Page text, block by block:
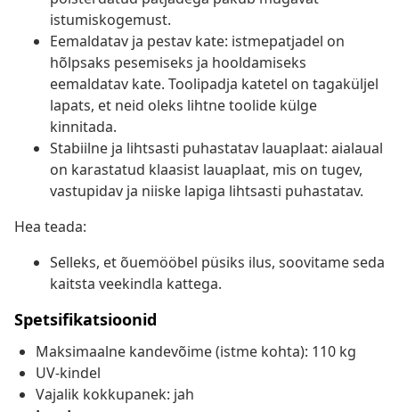
istumiskogemust.
Eemaldatav ja pestav kate: istmepatjadel on
hõlpsaks pesemiseks ja hooldamiseks
eemaldatav kate. Toolipadja katetel on tagaküljel
lapats, et neid oleks lihtne toolide külge
kinnitada.
Stabiilne ja lihtsasti puhastatav lauaplaat: aialaual
on karastatud klaasist lauaplaat, mis on tugev,
vastupidav ja niiske lapiga lihtsasti puhastatav.
Hea teada:
Selleks, et õuemööbel püsiks ilus, soovitame seda
kaitsta veekindla kattega.
Spetsifikatsioonid
Maksimaalne kandevõime (istme kohta): 110 kg
UV-kindel
Vajalik kokkupanek: jah